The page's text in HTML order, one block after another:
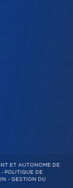
ET AUTONOME DE
- POLITIQUE DE
- GESTION DU